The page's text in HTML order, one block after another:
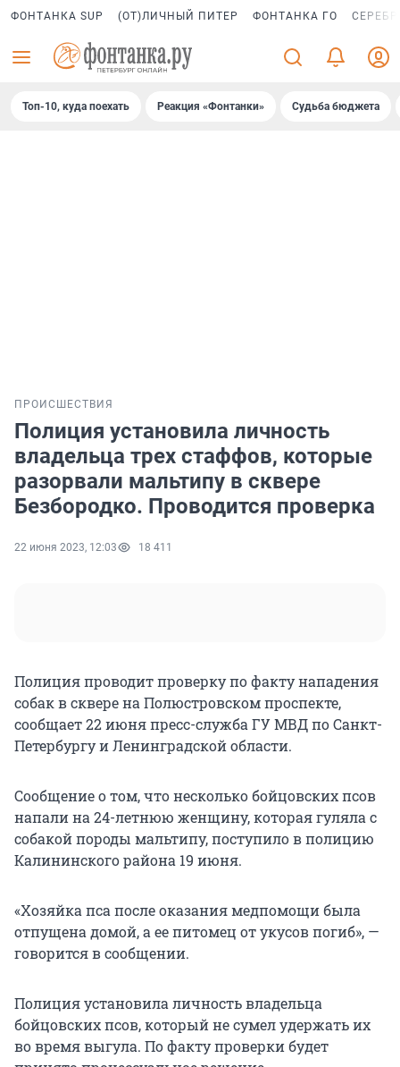
ФОНТАНКА SUP (ОТ)ЛИЧНЫЙ ПИТЕР ФОНТАНКА ГО
Топ-10, куда поехать Реакция «Фонтанки» Судьба бюджета
ПРОИСШЕСТВИЯ
Полиция установила личность
владельца трех стаффов, которые
разорвали мальтипу в сквере
Безбородко. Проводится проверка
22 июня 2023, 12:03 18 411
Полиция проводит проверку по факту нападения
собак в сквере на Полюстровском проспекте,
сообщает 22 июня пресс-служба ГУ МВД по Санкт-
Петербургу и Ленинградской области.
Сообщение о том, что несколько бойцовских псов
напали на 24-летнюю женщину, которая гуляла с
собакой породы мальтипу, поступило в полицию
Калининского района 19 июня.
«Хозяйка пса после оказания медпомощи была
отпущена домой, а ее питомец от укусов погиб», —
говорится в сообщении.
Полиция установила личность владельца
бойцовских псов, который не сумел удержать их
во время выгула. По факту проверки будет